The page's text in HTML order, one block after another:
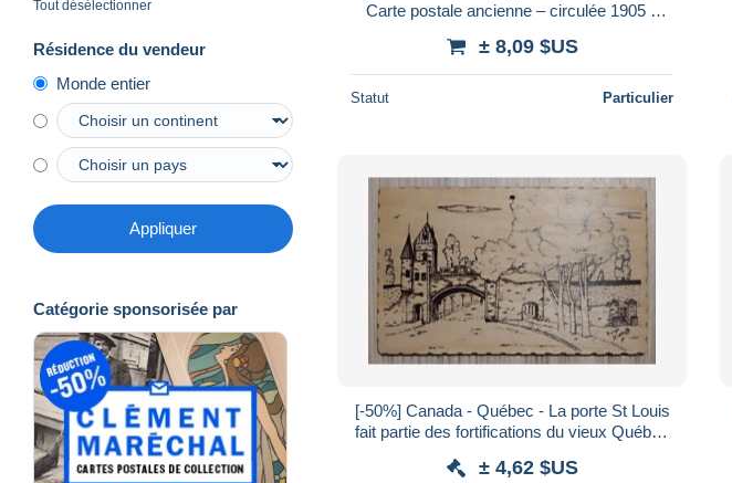
Tout désélectionner
Résidence du vendeur
Monde entier
Appliquer
Catégorie sponsorisée par
Carte postale ancienne – circulée 1905 –
± 8,09 $US
Statut Particulier
[-50%] Canada - Québec - La porte St Louis
fait partie des fortifications du vieux Québec
± 4,62 $US